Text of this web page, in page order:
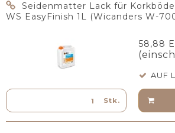
Seidenmatter Lack für
WS EasyFinish 1L (Wicanders W-
58,88
AUF
Stk.